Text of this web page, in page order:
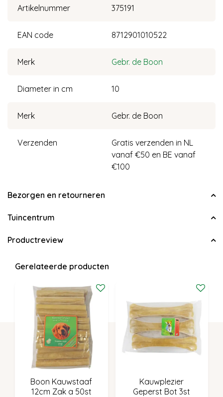
Artikelnummer 375191
EAN code 8712901010522
Merk Gebr. de Boon
Diameter in cm 10
Merk Gebr. de Boon
Verzenden
Gratis verzenden in NL
vanaf €50 en BE vanaf
€100
Bezorgen en retourneren
Tuincentrum
Productreview
Gerelateerde producten
Boon Kauwstaaf
12cm Zak a 50st
Kauwplezier
Geperst Bot 3st